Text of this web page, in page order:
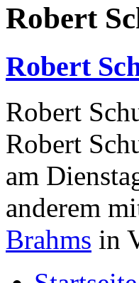
Robert
Robert
Robert
Robert
am
anderem
Brahms in